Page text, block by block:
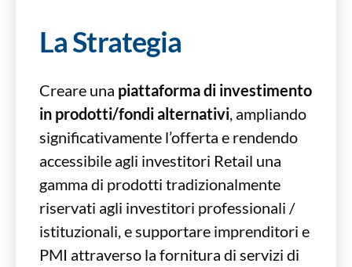
La Strategia
Creare una piattaforma di investimento
in prodotti/fondi alternativi, ampliando
significativamente l’offerta e rendendo
accessibile agli investitori Retail una
gamma di prodotti tradizionalmente
riservati agli investitori professionali /
istituzionali, e supportare imprenditori e
PMI attraverso la fornitura di servizi di